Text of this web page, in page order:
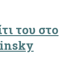
του στο